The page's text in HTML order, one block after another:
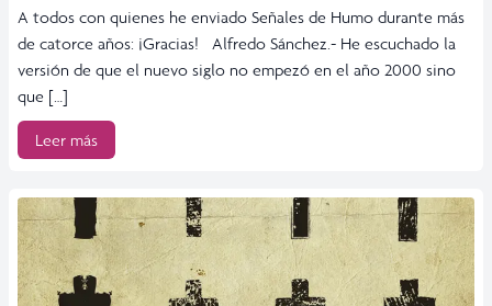
A todos con quienes he enviado Señales de Humo durante más
de catorce años: ¡Gracias! Alfredo Sánchez.- He escuchado la
versión de que el nuevo siglo no empezó en el año 2000 sino
que […]
Leer más